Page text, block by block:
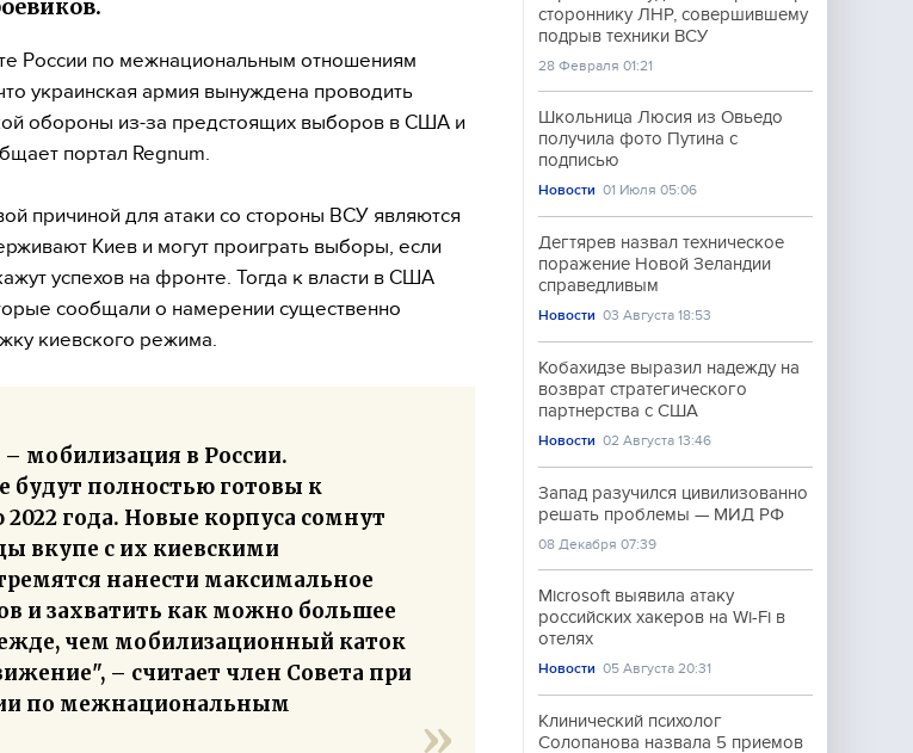
России по межнациональным отношениям
украинская армия вынуждена проводить
обороны из-за предстоящих выборов в США и
портал Regnum.
причиной для атаки со стороны ВСУ являются
Киев и могут проиграть выборы, если
успехов на фронте. Тогда к власти в США
сообщали о намерении существенно
киевского режима.
мобилизация в России.
будут полностью готовы к
года. Новые корпуса сомнут
вкупе с их киевскими
нанести максимальное
и захватить как можно большее
чем мобилизационный каток
– считает член Совета при
по межнациональным
стороннику ЛНР, совершившему
подрыв техники ВСУ
28 Февраля 01:21
Школьница Люсия из Овьедо
получила фото Путина с
подписью
Новости 01 Июля 05:06
Дегтярев назвал техническое
поражение Новой Зеландии
справедливым
Новости 03 Августа 18:53
Кобахидзе выразил надежду на
возврат стратегического
партнерства с США
Новости 02 Августа 13:46
Запад разучился цивилизованно
решать проблемы — МИД РФ
08 Декабря 07:39
Microsoft выявила атаку
российских хакеров на Wi-Fi в
отелях
Новости 05 Августа 20:31
Клинический психолог
Солопанова назвала 5 приемов